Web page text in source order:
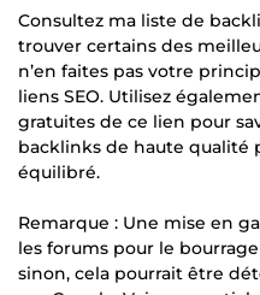
Consultez ma liste de
trouver certains des
n’en faites pas votre
liens SEO. Utilisez
gratuites de ce lien pour
backlinks de haute qualité
équilibré.
Remarque : Une mise en
les forums pour le
sinon, cela pourrait être